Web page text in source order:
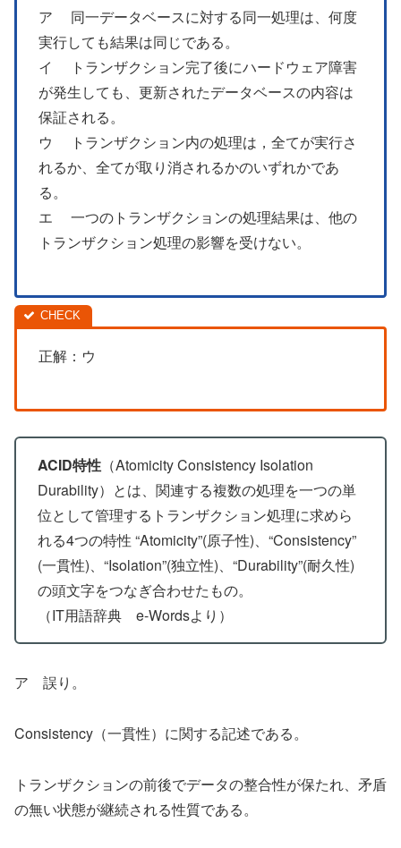
ア 同一データベースに対する同一処理は、何度
実行しても結果は同じである。
イ トランザクション完了後にハードウェア障害
が発生しても、更新されたデータベースの内容は
保証される。
ウ トランザクション内の処理は，全てが実行さ
れるか、全てが取り消されるかのいずれかであ
る。
エ 一つのトランザクションの処理結果は、他の
トランザクション処理の影響を受けない。
正解：ウ
ACID特性 （Atomicity Consistency Isolation
Durability）とは、関連する複数の処理を一つの単
位として管理するトランザクション処理に求めら
れる4つの特性 “Atomicity”(原子性)、“Consistency”
(一貫性)、“Isolation”(独立性)、“Durability”(耐久性)
の頭文字をつなぎ合わせたもの。
（IT用語辞典 e-Wordsより）
ア 誤り。
Consistency（一貫性）に関する記述である。
トランザクションの前後でデータの整合性が保たれ、矛盾
の無い状態が継続される性質である。